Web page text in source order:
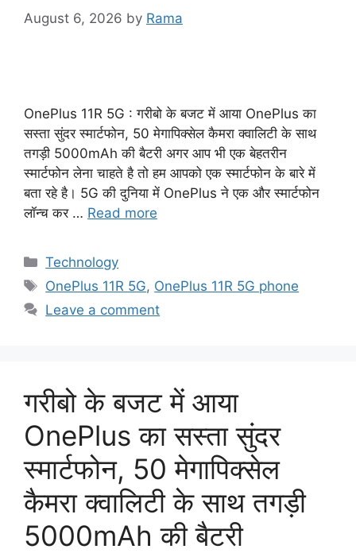
August 6, 2026 by Rama
OnePlus 11R 5G : गरीबो के बजट में आया OnePlus का
सस्ता सुंदर स्मार्टफोन, 50 मेगापिक्सेल कैमरा क्वालिटी के साथ
तगड़ी 5000mAh की बैटरी अगर आप भी एक बेहतरीन
स्मार्टफोन लेना चाहते है तो हम आपको एक स्मार्टफोन के बारे में
बता रहे है। 5G की दुनिया में OnePlus ने एक और स्मार्टफोन
लॉन्च कर … Read more
Categories
Technology
Tags
OnePlus 11R 5G, OnePlus 11R 5G phone
Leave a comment
गरीबो के बजट में आया
OnePlus का सस्ता सुंदर
स्मार्टफोन, 50 मेगापिक्सेल
कैमरा क्वालिटी के साथ तगड़ी
5000mAh की बैटरी